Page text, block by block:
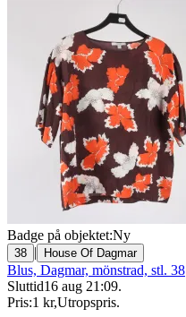
Badge på objektet:Ny
38 | House Of Dagmar
Blus, Dagmar, mönstrad, stl. 38
Sluttid16 aug 21:09.
Pris:1 kr,Utropspris.